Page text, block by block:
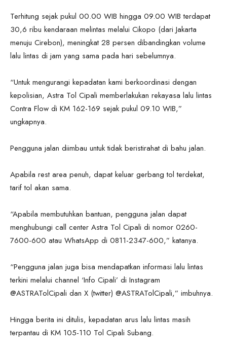
Terhitung sejak pukul 00.00 WIB hingga 09.00 WIB terdapat
30,6 ribu kendaraan melintas melalui Cikopo (dari Jakarta
menuju Cirebon), meningkat 28 persen dibandingkan volume
lalu lintas di jam yang sama pada hari sebelumnya.
“Untuk mengurangi kepadatan kami berkoordinasi dengan
kepolisian, Astra Tol Cipali memberlakukan rekayasa lalu lintas
Contra Flow di KM 162-169 sejak pukul 09.10 WIB,”
ungkapnya.
Pengguna jalan diimbau untuk tidak beristirahat di bahu jalan.
Apabila rest area penuh, dapat keluar gerbang tol terdekat,
tarif tol akan sama.
“Apabila membutuhkan bantuan, pengguna jalan dapat
menghubungi call center Astra Tol Cipali di nomor 0260-
7600-600 atau WhatsApp di 0811-2347-600,” katanya.
“Pengguna jalan juga bisa mendapatkan informasi lalu lintas
terkini melalui channel ‘Info Cipali’ di Instagram
@ASTRATolCipali dan X (twitter) @ASTRATolCipali,” imbuhnya.
Hingga berita ini ditulis, kepadatan arus lalu lintas masih
terpantau di KM 105-110 Tol Cipali Subang.